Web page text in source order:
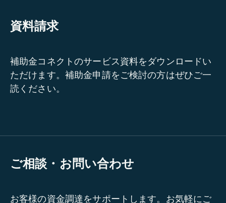
資料請求
補助金コネクトのサービス資料をダウンロードい
ただけます。補助金申請をご検討の方はぜひご一
読ください。
ご相談・お問い合わせ
お客様の資金調達をサポートします。お気軽にご